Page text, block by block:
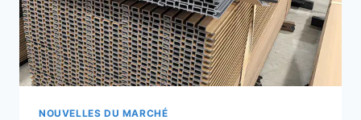
DE
VIE
EN
EXTÉRIEUR
NOUVELLES DU MARCHÉ